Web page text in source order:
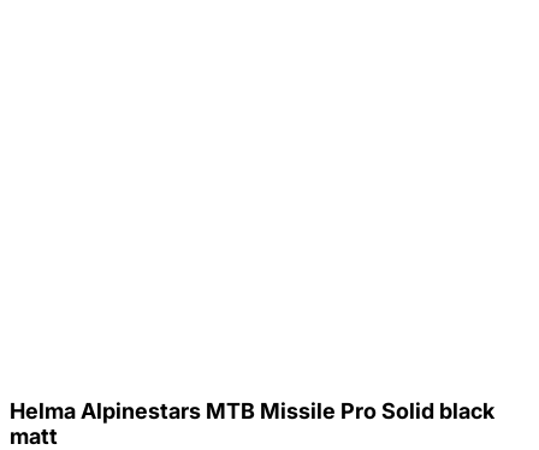
Helma Alpinestars MTB Missile Pro Solid black
matt